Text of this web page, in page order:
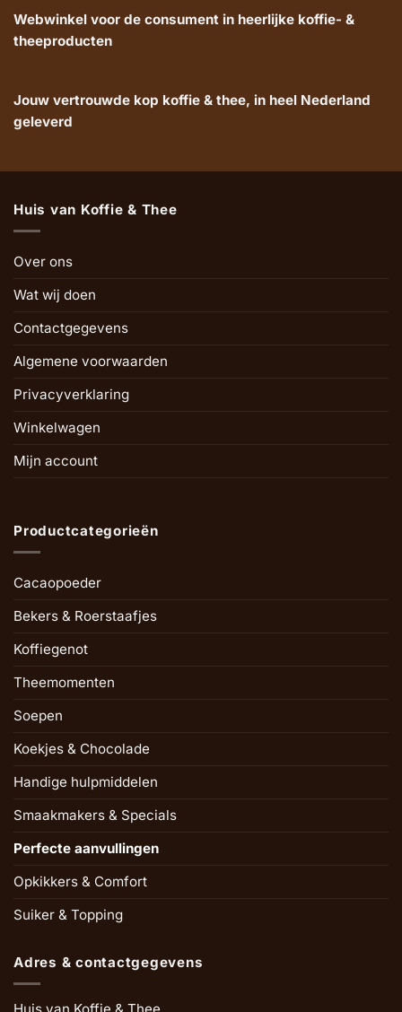
Webwinkel voor de consument in heerlijke koffie- &
theeproducten
Jouw vertrouwde kop koffie & thee, in heel Nederland
geleverd
Huis van Koffie & Thee
Over ons
Wat wij doen
Contactgegevens
Algemene voorwaarden
Privacyverklaring
Winkelwagen
Mijn account
Productcategorieën
Cacaopoeder
Bekers & Roerstaafjes
Koffiegenot
Theemomenten
Soepen
Koekjes & Chocolade
Handige hulpmiddelen
Smaakmakers & Specials
Perfecte aanvullingen
Opkikkers & Comfort
Suiker & Topping
Adres & contactgegevens